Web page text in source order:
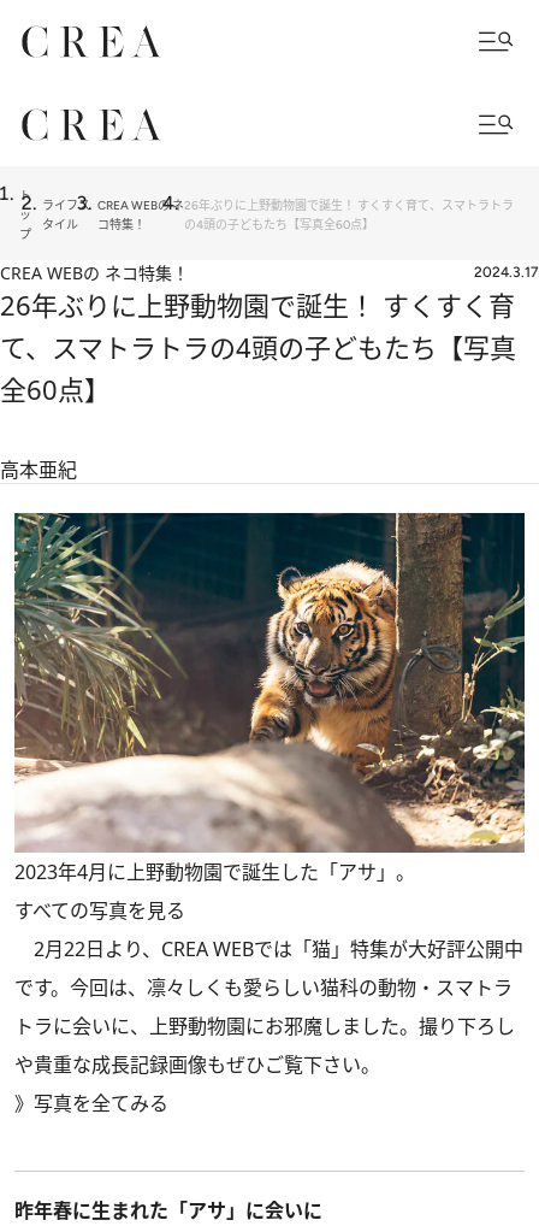
ト
ッ
プ
ライフス
タイル
CREA WEBの ネ
コ特集！
26年ぶりに上野動物園で誕生！ すくすく育て、スマトラトラ
の4頭の子どもたち【写真全60点】
CREA WEBの ネコ特集！ 2024.3.17
26年ぶりに上野動物園で誕生！ すくすく育
て、スマトラトラの4頭の子どもたち【写真
全60点】
高本亜紀
2023年4月に上野動物園で誕生した「アサ」。
すべての写真を見る
2月22日より、CREA WEBでは 「猫」特集が大好評公開中
です。今回は、凛々しくも愛らしい猫科の動物・スマトラ
トラに会いに、上野動物園にお邪魔しました。撮り下ろし
や貴重な成長記録画像もぜひご覧下さい。
》 写真を全てみる
昨年春に生まれた「アサ」に会いに